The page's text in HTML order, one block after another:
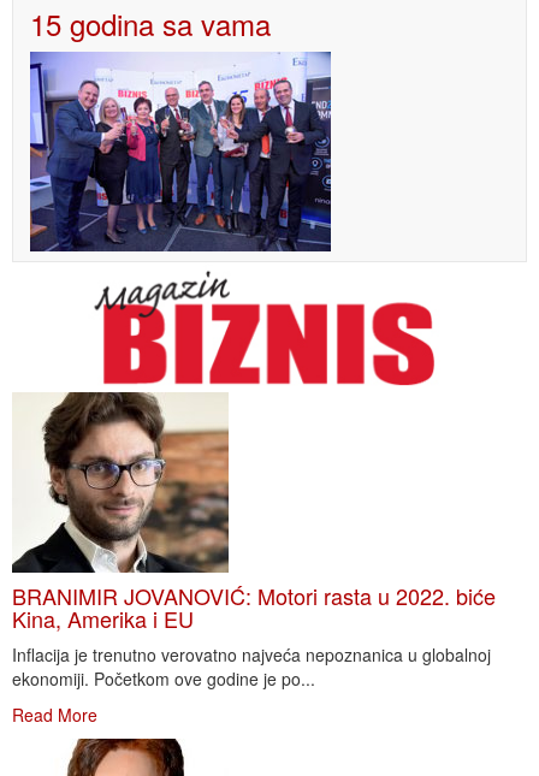
15 godina sa vama
BRANIMIR JOVANOVIĆ: Motori rasta u 2022. biće
Kina, Amerika i EU
Inflacija je trenutno verovatno najveća nepoznanica u globalnoj
ekonomiji. Početkom ove godine je po...
Read More